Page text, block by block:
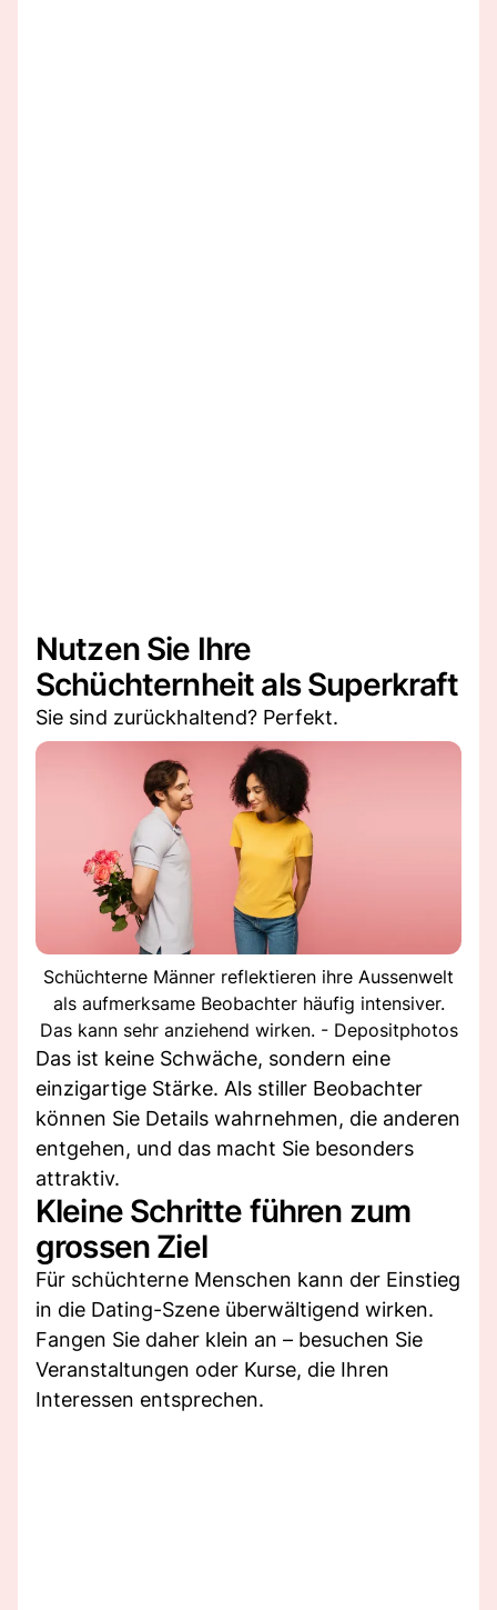
Nutzen Sie Ihre
Schüchternheit als Superkraft
Sie sind zurückhaltend? Perfekt.
Schüchterne Männer reflektieren ihre Aussenwelt
als aufmerksame Beobachter häufig intensiver.
Das kann sehr anziehend wirken. - Depositphotos
Das ist keine Schwäche, sondern eine
einzigartige Stärke. Als stiller Beobachter
können Sie Details wahrnehmen, die anderen
entgehen, und das macht Sie besonders
attraktiv.
Kleine Schritte führen zum
grossen Ziel
Für schüchterne Menschen kann der Einstieg
in die Dating-Szene überwältigend wirken.
Fangen Sie daher klein an – besuchen Sie
Veranstaltungen oder Kurse, die Ihren
Interessen entsprechen.